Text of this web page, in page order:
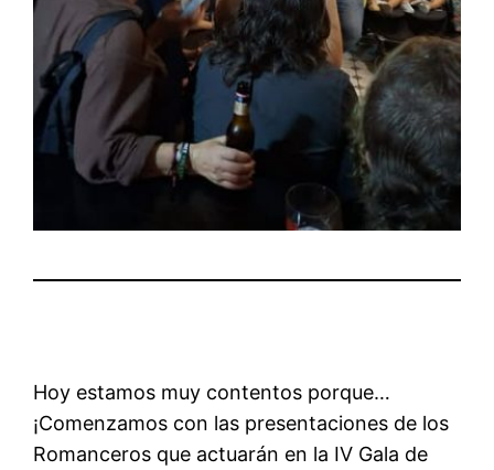
Hoy estamos muy contentos porque…
¡Comenzamos con las presentaciones de los
Romanceros que actuarán en la IV Gala de